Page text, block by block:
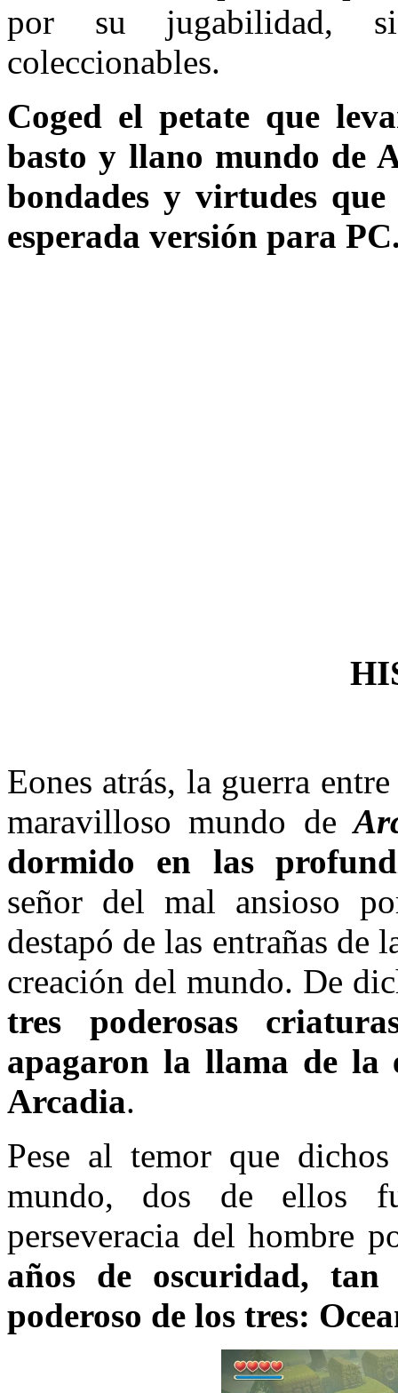
por su jugabilidad,
coleccionables.
Coged el petate que
basto y llano mundo de
bondades y virtudes
esperada versión para
Eones atrás, la guerra
maravilloso mundo de
dormido en las
señor del mal ansioso
destapó de las entrañas de
creación del mundo. De
tres poderosas
apagaron la llama de la
Arcadia.
Pese al temor que
mundo, dos de ellos
perseveracia del hombre
años de oscuridad,
poderoso de los tres: